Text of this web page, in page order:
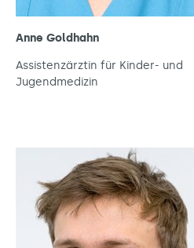
Anne Goldhahn
Assistenzärztin für Kinder- und
Jugendmedizin